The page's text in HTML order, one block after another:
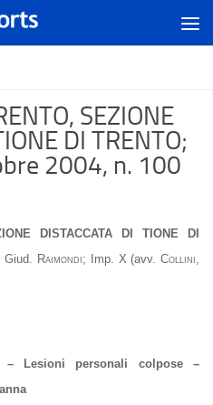
SEZIONE
DI TRENTO;
2004, n. 100
DISTACCATA DI TIONE DI
Giud. Raimondi; Imp. X (avv. Collini,
– Lesioni personali colpose –